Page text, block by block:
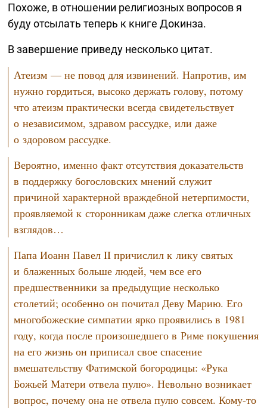
Похоже, в отношении религиозных вопросов я
буду отсылать теперь к книге Докинза.
В завершение приведу несколько цитат.
Атеизм — не повод для извинений. Напротив, им
нужно гордиться, высоко держать голову, потому
что атеизм практически всегда свидетельствует
о независимом, здравом рассудке, или даже
о здоровом рассудке.
Вероятно, именно факт отсутствия доказательств
в поддержку богословских мнений служит
причиной характерной враждебной нетерпимости,
проявляемой к сторонникам даже слегка отличных
взглядов…
Папа Иоанн Павел II причислил к лику святых
и блаженных больше людей, чем все его
предшественники за предыдущие несколько
столетий; особенно он почитал Деву Марию. Его
многобожеские симпатии ярко проявились в 1981
году, когда после произошедшего в Риме покушения
на его жизнь он приписал свое спасение
вмешательству Фатимской богородицы: «Рука
Божьей Матери отвела пулю». Невольно возникает
вопрос, почему она не отвела пулю совсем.Кому-то